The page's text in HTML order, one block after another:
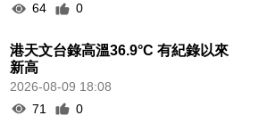
64
0
港天文台錄高溫36.9°C 有紀錄以來
新高
2026-08-09 18:08
71
0